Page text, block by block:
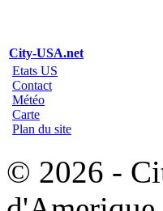
City-USA.net
Etats US
Contact
Météo
Carte
Plan du site
© 2026 -